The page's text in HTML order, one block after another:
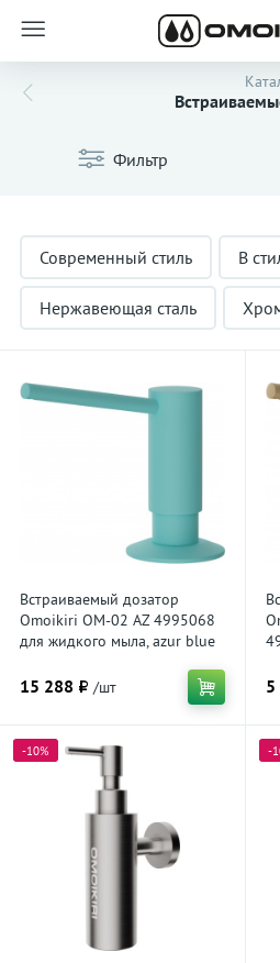
Фильтр
Современный стиль В
Нержавеющая сталь
Матовое золото
Недорогие
Встраиваемый дозатор
Omoikiri OM-02 AZ 4995068
для жидкого мыла, azur blue
15 288 ₽ /шт 5
-10% -